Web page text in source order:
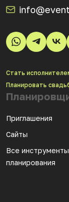
Стать
Планировать
Приглашения
Сайты
Все инструменты
планирования